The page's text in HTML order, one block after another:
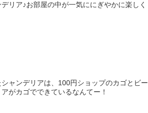
リア♪お部屋の中が一気ににぎやかに楽しく
ャンデリアは、100円ショップのカゴとビー
がカゴでできているなんてー！